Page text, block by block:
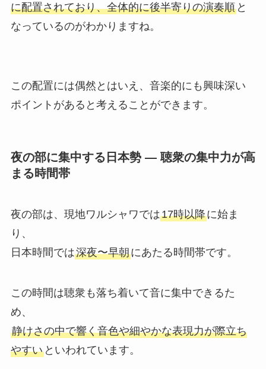
に配置されており、全体的に後半寄りの演奏順と
なっているのがわかりますね。
この配置には偶然とはいえ、音楽的にも興味深い
ポイントがあると考えることができます。
夜の部に集中する日本勢 ― 聴衆の集中力が高
まる時間帯
夜の部は、現地ワルシャワでは17時以降に始ま
り、
日本時間では深夜〜早朝にあたる時間帯です。
この時間は聴衆も落ち着いて音に集中できるた
め、
静けさの中で響く音色や細やかな表現力が際立ち
やすいといわれています。